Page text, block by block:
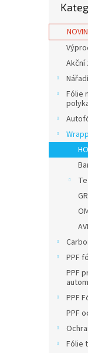
r
a
l
Akční
Fólie
PPF
PPF
PPF
PPF
Fólie